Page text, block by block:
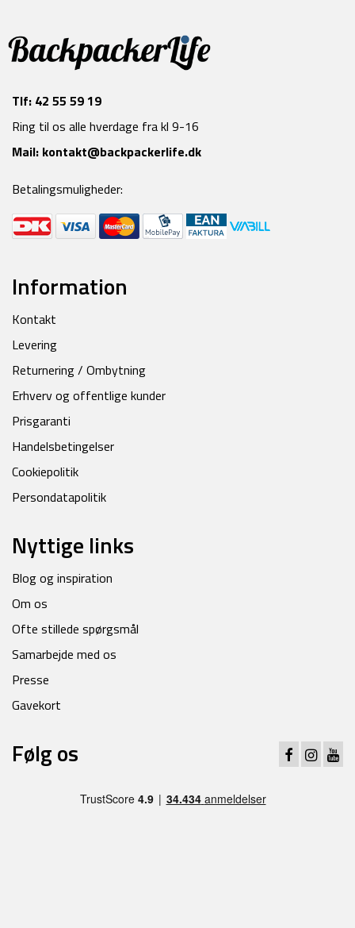
Tlf: 42 55 59 19
Ring til os alle hverdage fra kl 9-16
Mail: kontakt@backpackerlife.dk
Betalingsmuligheder:
Information
Kontakt
Levering
Returnering / Ombytning
Erhverv og offentlige kunder
Prisgaranti
Handelsbetingelser
Cookiepolitik
Persondatapolitik
Nyttige links
Blog og inspiration
Om os
Ofte stillede spørgsmål
Samarbejde med os
Presse
Gavekort
Følg os